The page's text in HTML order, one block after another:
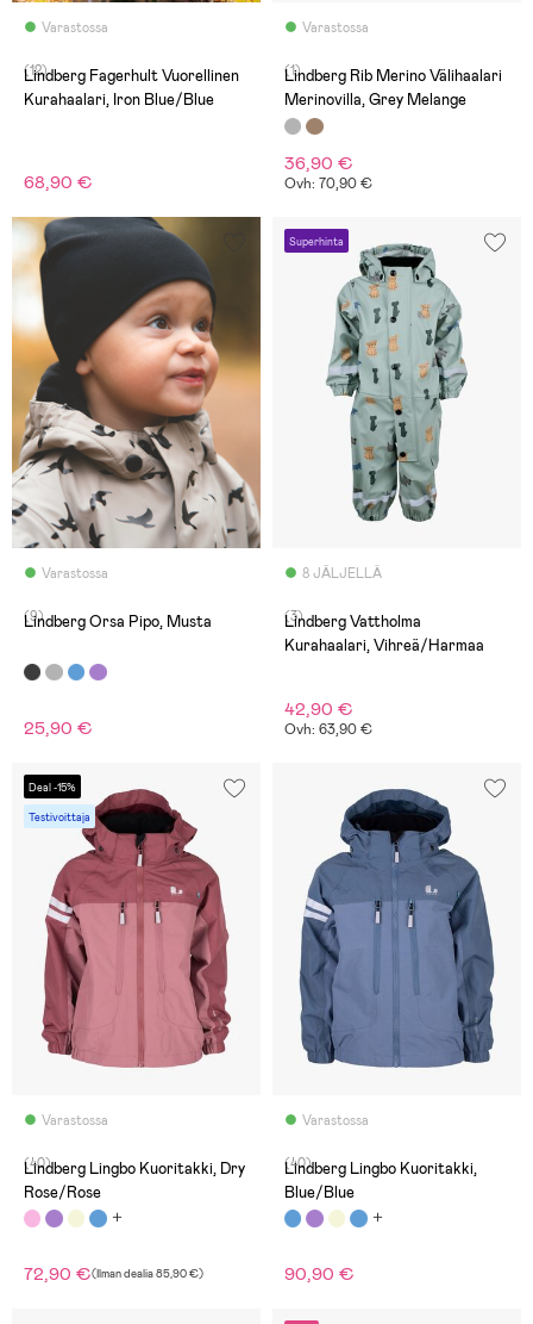
Varastossa
(12)
Lindberg Fagerhult Vuorellinen
Kurahaalari, Iron Blue/Blue
68,90 €
Varastossa
(1)
Lindberg Rib Merino Välihaalari
Merinovilla, Grey Melange
36,90 €
Ovh: 70,90 €
Varastossa
(9)
Lindberg Orsa Pipo, Musta
25,90 €
Superhinta
8 JÄLJELLÄ
(3)
Lindberg Vattholma
Kurahaalari, Vihreä/Harmaa
42,90 €
Ovh: 63,90 €
Deal -15%
Testivoittaja
Varastossa
(40)
Lindberg Lingbo Kuoritakki, Dry
Rose/Rose
72,90 €(Ilman dealia85,90 €)
Varastossa
(40)
Lindberg Lingbo Kuoritakki,
Blue/Blue
90,90 €